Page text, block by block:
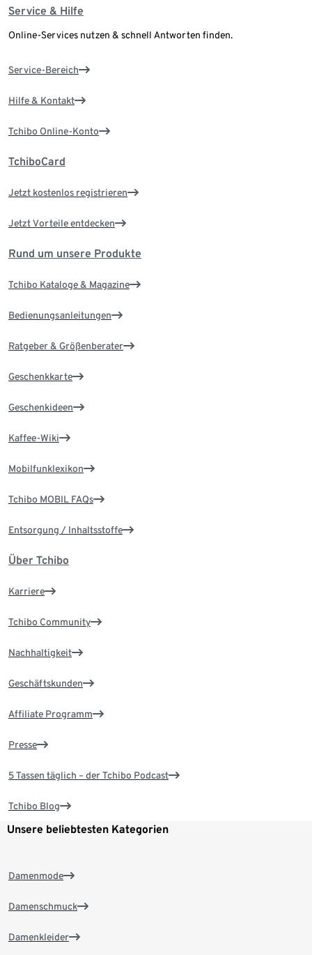
Service & Hilfe
Online-Services nutzen & schnell Antworten finden.
Service-Bereich
Hilfe & Kontakt
Tchibo Online-Konto
TchiboCard
Jetzt kostenlos registrieren
Jetzt Vorteile entdecken
Rund um unsere Produkte
Tchibo Kataloge & Magazine
Bedienungsanleitungen
Ratgeber & Größenberater
Geschenkkarte
Geschenkideen
Kaffee-Wiki
Mobilfunklexikon
Tchibo MOBIL FAQs
Entsorgung / Inhaltsstoffe
Über Tchibo
Karriere
Tchibo Community
Nachhaltigkeit
Geschäftskunden
Affiliate Programm
Presse
5 Tassen täglich – der Tchibo Podcast
Tchibo Blog
Unsere beliebtesten Kategorien
Damenmode
Damenschmuck
Damenkleider